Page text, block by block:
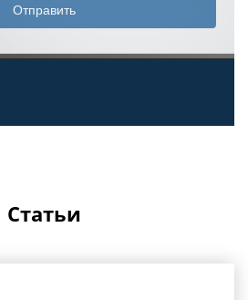
Статьи